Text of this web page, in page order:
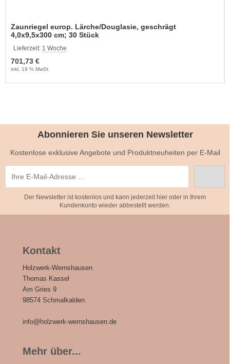
Zaunriegel europ. Lärche/Douglasie, geschrägt
4,0x9,5x300 cm; 30 Stück
Lieferzeit: 1 Woche
701,73 €
inkl. 19 % MwSt.
Abonnieren Sie unseren Newsletter
Kostenlose exklusive Angebote und Produktneuheiten per E-Mail
Der Newsletter ist kostenlos und kann jederzeit hier oder in Ihrem
Kundenkonto wieder abbestellt werden.
Kontakt
Holzwerk-Wernshausen
Thomas Kassel
Am Gries 9
98574 Schmalkalden
info@holzwerk-wernshausen.de
Mehr über...